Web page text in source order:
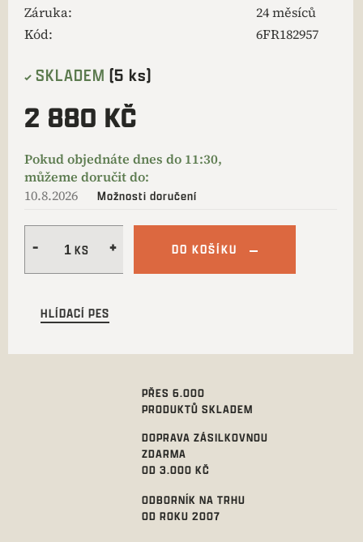
Záruka:
24 měsíců
Kód:
6FR182957
SKLADEM (5 ks)
2 880 KČ
10.8.2026 Možnosti doručení
DO KOŠÍKU
HLÍDACÍ PES
PŘES 6.000
PRODUKTŮ SKLADEM
DOPRAVA ZÁSILKOVNOU
ZDARMA
OD 3.000 KČ
ODBORNÍK NA TRHU
OD ROKU 2007